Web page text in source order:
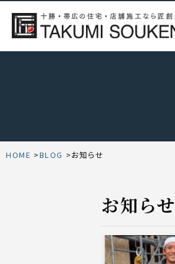
HOME BLOG お知らせ
お知らせ